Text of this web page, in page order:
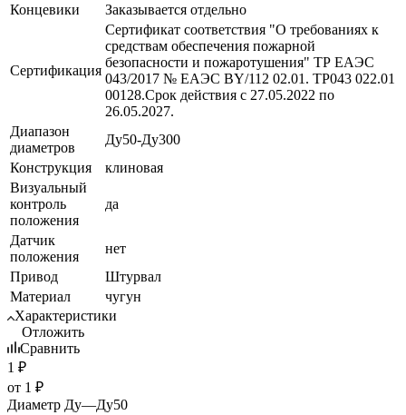
Концевики
Заказывается отдельно
Сертификация
Сертификат соответствия "О требованиях к
средствам обеспечения пожарной
безопасности и пожаротушения" ТР ЕАЭС
043/2017 № ЕАЭС BY/112 02.01. ТР043 022.01
00128.Срок действия с 27.05.2022 по
26.05.2027.
Диапазон
диаметров
Ду50-Ду300
Конструкция
клиновая
Визуальный
контроль
положения
да
Датчик
положения
нет
Привод
Штурвал
Материал
чугун
Характеристики
Отложить
Сравнить
1 ₽
от 1 ₽
Диаметр Ду—Ду50